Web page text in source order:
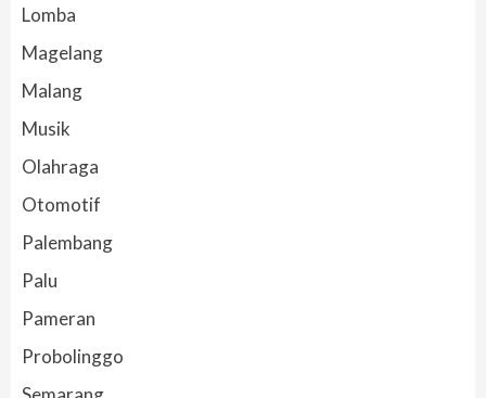
Lomba
Magelang
Malang
Musik
Olahraga
Otomotif
Palembang
Palu
Pameran
Probolinggo